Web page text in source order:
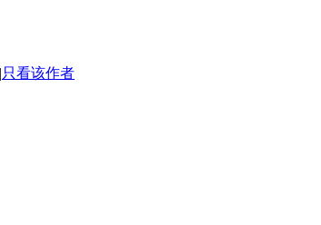
|只看该作者